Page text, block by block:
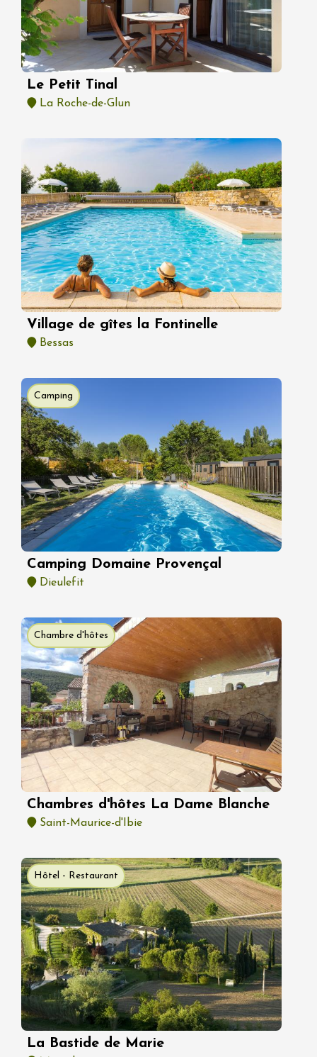
Le Petit Tinal
La Roche-de-Glun
Village de gîtes la Fontinelle
Bessas
Camping
Camping Domaine Provençal
Dieulefit
Chambre d'hôtes
Chambres d'hôtes La Dame Blanche
Saint-Maurice-d'Ibie
Hôtel - Restaurant
La Bastide de Marie